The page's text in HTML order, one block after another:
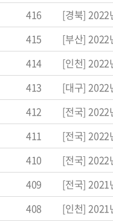
416
[경북] 2022
415
[부산] 2022
414
[인천] 2022
413
[대구] 2022
412
[전국] 2022
411
[전국] 2022
410
[전국] 2022
409
[전국] 2021
408
[인천] 2021